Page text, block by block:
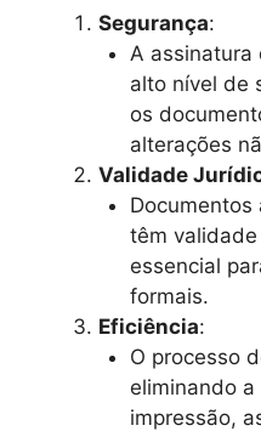
Segurança:
A assinatura
alto nível de
os
alterações
Validade
têm
essencial
formais.
Eficiência:
O processo
eliminando
impressão,